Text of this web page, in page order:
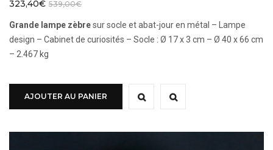
539,00€
323,40€
Grande lampe zèbresur socle et abat-jour en métal – Lampe
design – Cabinet de curiosités – Socle : Ø 17 x 3 cm – Ø 40 x 66 cm
– 2.467 kg
AJOUTER AU PANIER